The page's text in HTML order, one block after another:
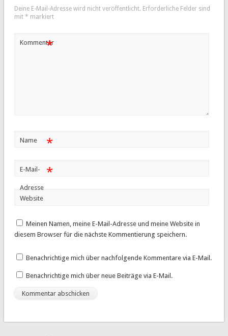
Deine E-Mail-Adresse wird nicht veröffentlicht. Erforderliche Felder sind
mit * markiert
Kommentar
*
Name *
E-Mail-
Adresse
*
Website
Meinen Namen, meine E-Mail-Adresse und meine Website in
diesem Browser für die nächste Kommentierung speichern.
Benachrichtige mich über nachfolgende Kommentare via E-Mail.
Benachrichtige mich über neue Beiträge via E-Mail.